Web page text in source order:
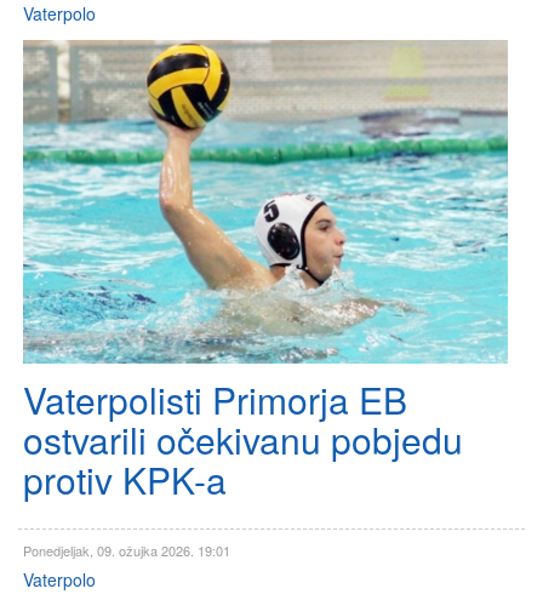
Vaterpolo
Vaterpolisti Primorja EB
ostvarili očekivanu pobjedu
protiv KPK-a
Ponedjeljak, 09. ožujka 2026. 19:01
Vaterpolo